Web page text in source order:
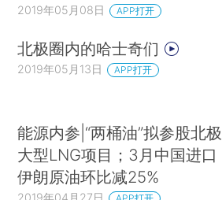
2019年05月08日 APP打开
北极圈内的哈士奇们
2019年05月13日 APP打开
能源内参|“两桶油”拟参股北极
大型LNG项目；3月中国进口
伊朗原油环比减25%